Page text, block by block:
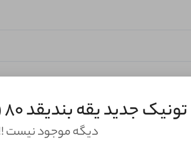
تونیک جدید یقه بندیقد 80 (پک 8 عددی)
دیگه موجود نیست